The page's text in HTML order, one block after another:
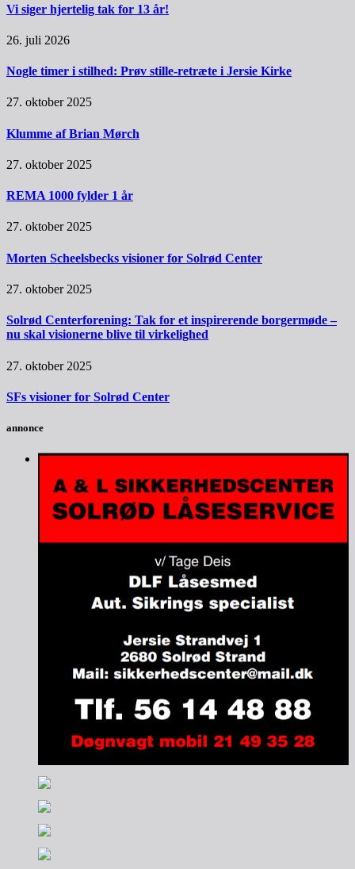
Vi siger hjertelig tak for 13 år!
26. juli 2026
Nogle timer i stilhed: Prøv stille-retræte i Jersie Kirke
27. oktober 2025
Klumme af Brian Mørch
27. oktober 2025
REMA 1000 fylder 1 år
27. oktober 2025
Morten Scheelsbecks visioner for Solrød Center
27. oktober 2025
Solrød Centerforening: Tak for et inspirerende borgermøde –
nu skal visionerne blive til virkelighed
27. oktober 2025
SFs visioner for Solrød Center
annonce